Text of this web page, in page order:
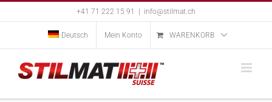
+41 71 222 15 91 info@stilmat.ch
Deutsch Mein Konto WARENKORB